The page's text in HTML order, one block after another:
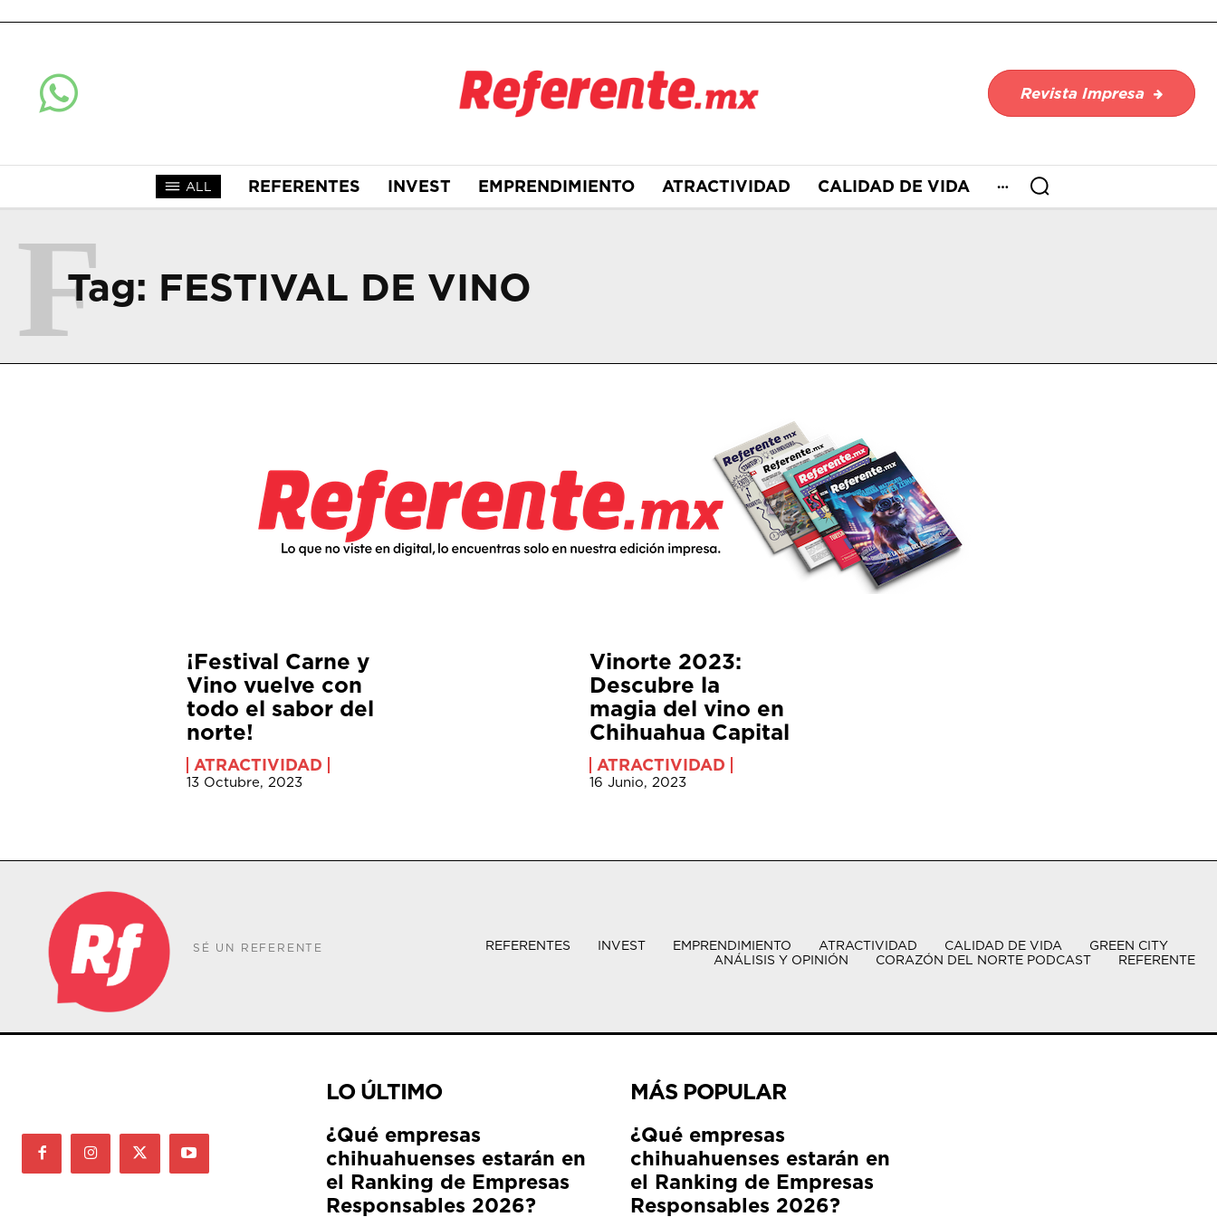
Revista Impresa
ALL REFERENTES INVEST EMPRENDIMIENTO ATRACTIVIDAD CALIDAD DE VIDA
Tag: FESTIVAL DE VINO
F
¡Festival Carne y
Vino vuelve con
todo el sabor del
norte!
ATRACTIVIDAD
13 Octubre, 2023
Vinorte 2023:
Descubre la
magia del vino en
Chihuahua Capital
ATRACTIVIDAD
16 Junio, 2023
SÉ UN REFERENTE REFERENTES INVEST EMPRENDIMIENTO ATRACTIVIDAD CALIDAD DE VIDA
GREEN CITY
ANÁLISIS Y OPINIÓN
CORAZÓN DEL NORTE PODCAST REFERENTE
LO ÚLTIMO
¿Qué empresas
chihuahuenses estarán en
el Ranking de Empresas
Responsables 2026?
MÁS POPULAR
¿Qué empresas
chihuahuenses estarán en
el Ranking de Empresas
Responsables 2026?